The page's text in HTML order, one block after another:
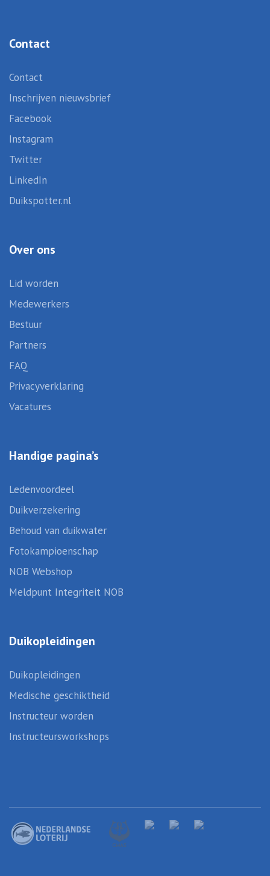
Contact
Contact
Inschrijven nieuwsbrief
Facebook
Instagram
Twitter
LinkedIn
Duikspotter.nl
Over ons
Lid worden
Medewerkers
Bestuur
Partners
FAQ
Privacyverklaring
Vacatures
Handige pagina’s
Ledenvoordeel
Duikverzekering
Behoud van duikwater
Fotokampioenschap
NOB Webshop
Meldpunt Integriteit NOB
Duikopleidingen
Duikopleidingen
Medische geschiktheid
Instructeur worden
Instructeursworkshops